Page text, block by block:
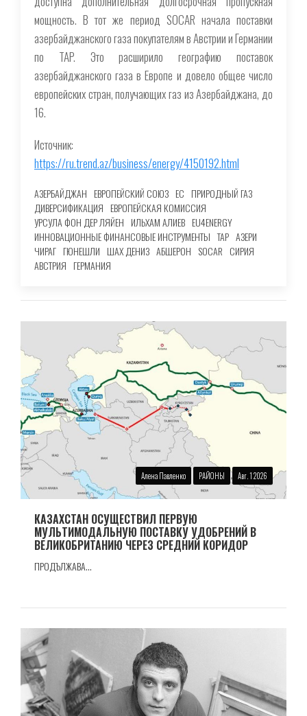
мощность. В тот же период SOCAR начала поставки
азербайджанского газа покупателям в Австрии и Германии
по TAP. Это расширило географию поставок
азербайджанского газа в Европе и довело общее число
европейских стран, получающих газ из Азербайджана, до
16.
Источник:
https://ru.trend.az/business/energy/4150192.html
АЗЕРБАЙДЖАН ЕВРОПЕЙСКИЙ СОЮЗ ЕС ПРИРОДНЫЙ ГАЗ
ДИВЕРСИФИКАЦИЯ ЕВРОПЕЙСКАЯ КОМИССИЯ
УРСУЛА ФОН ДЕР ЛЯЙЕН ИЛЬХАМ АЛИЕВ EU4ENERGY
ИННОВАЦИОННЫЕ ФИНАНСОВЫЕ ИНСТРУМЕНТЫ TAP АЗЕРИ
ЧИРАГ ГЮНЕШЛИ ШАХ ДЕНИЗ АБШЕРОН SOCAR СИРИЯ
АВСТРИЯ ГЕРМАНИЯ
Алена Павленко РАЙОНЫ Авг. 1 2026
КАЗАХСТАН ОСУЩЕСТВИЛ ПЕРВУЮ
МУЛЬТИМОДАЛЬНУЮ ПОСТАВКУ УДОБРЕНИЙ В
ВЕЛИКОБРИТАНИЮ ЧЕРЕЗ СРЕДНИЙ КОРИДОР
ПРОДЪЛЖАВА...